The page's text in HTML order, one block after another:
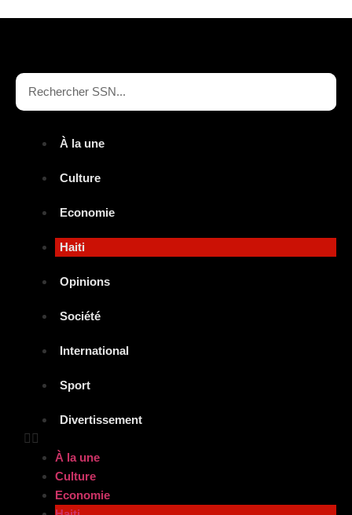
À la une
Culture
Economie
Haiti
Opinions
Société
International
Sport
Divertissement
À la une
Culture
Economie